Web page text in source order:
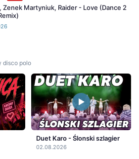
Zenek Martyniuk, Raider - Love (Dance 2
disco polo
Duet Karo - Ślonski szlagier
02.08.2026